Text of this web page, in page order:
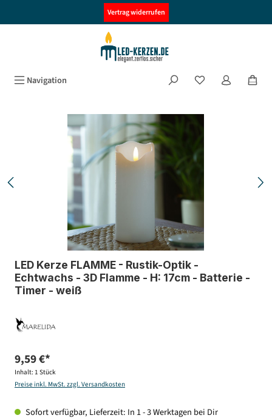
Vertrag widerrufen
Navigation
LED Kerze FLAMME - Rustik-Optik -
Echtwachs - 3D Flamme - H: 17cm - Batterie -
Timer - weiß
9,59 €*
Inhalt: 1 Stück
Preise inkl. MwSt. zzgl. Versandkosten
Sofort verfügbar, Lieferzeit: In 1 - 3 Werktagen bei Dir